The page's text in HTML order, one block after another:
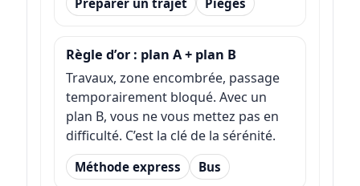
Préparer un trajet Pièges
Règle d’or : plan A + plan B
Travaux, zone encombrée, passage
temporairement bloqué. Avec un
plan B, vous ne vous mettez pas en
difficulté. C’est la clé de la sérénité.
Méthode express Bus